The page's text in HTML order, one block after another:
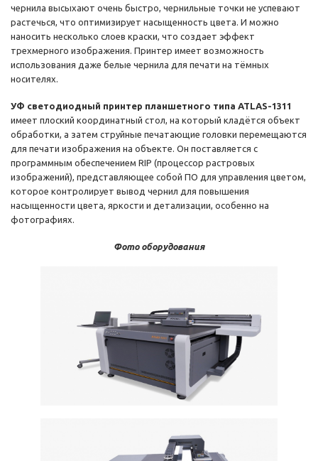
чернила высыхают очень быстро, чернильные точки не успевают
растечься, что оптимизирует насыщенность цвета. И можно
наносить несколько слоев краски, что создает эффект
трехмерного изображения. Принтер имеет возможность
использования даже белые чернила для печати на тёмных
носителях.
УФ светодиодный принтер планшетного типа ATLAS-1311
имеет плоский координатный стол, на который кладётся объект
обработки, а затем струйные печатающие головки перемещаются
для печати изображения на объекте. Он поставляется с
программным обеспечением RIP (процессор растровых
изображений), представляющее собой ПО для управления цветом,
которое контролирует вывод чернил для повышения
насыщенности цвета, яркости и детализации, особенно на
фотографиях.
Фото оборудования